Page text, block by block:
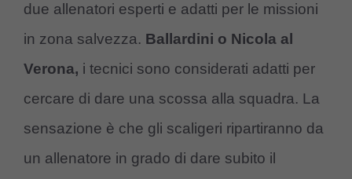
due allenatori esperti e adatti per le missioni
in zona salvezza. Ballardini o Nicola al
Verona, i tecnici sono considerati adatti per
cercare di dare una scossa alla squadra. La
sensazione è che gli scaligeri ripartiranno da
un allenatore in grado di dare subito il